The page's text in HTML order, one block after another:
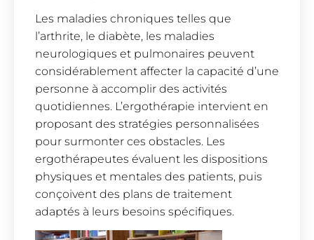
Les maladies chroniques telles que
l’arthrite, le diabète, les maladies
neurologiques et pulmonaires peuvent
considérablement affecter la capacité d’une
personne à accomplir des activités
quotidiennes. L’ergothérapie intervient en
proposant des stratégies personnalisées
pour surmonter ces obstacles. Les
ergothérapeutes évaluent les dispositions
physiques et mentales des patients, puis
conçoivent des plans de traitement
adaptés à leurs besoins spécifiques.